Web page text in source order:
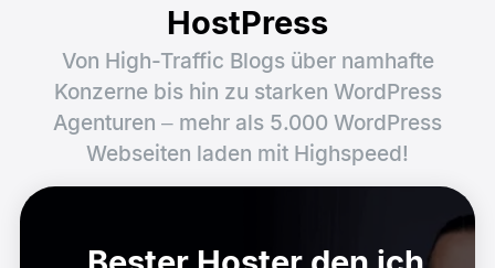
HostPress
Von High-Traffic Blogs über namhafte
Konzerne bis hin zu starken WordPress
Agenturen – mehr als 5.000 WordPress
Webseiten laden mit Highspeed!